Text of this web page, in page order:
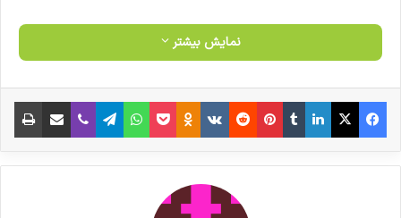
نمایش بیشتر
فیس بوک X لینکدین ‫تامبلر ‫پین‌ترست ‫رددیت ‫VKontakte
‫Odnoklassniki پاکت واتس آپ تلگرام وایبر اشتراک گذاری از طریق ایمیل